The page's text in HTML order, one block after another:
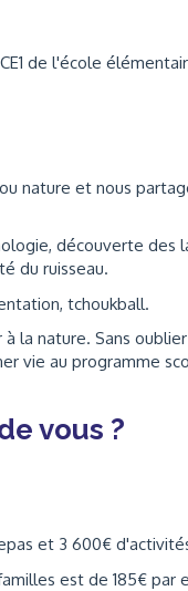
de l'école
nature et nous
découverte des
du ruisseau.
tchoukball.
la nature. Sans
vie au programme
vous ?
et 3 600€
est de 185€ par